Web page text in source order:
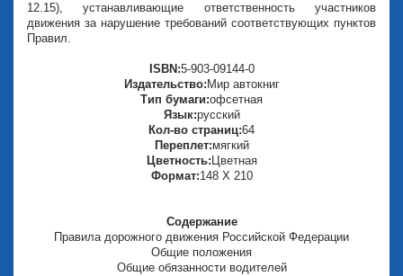
12.15), устанавливающие ответственность участников
движения за нарушение требований соответствующих пунктов
Правил.
ISBN:5-903-09144-0
Издательство: Мир автокниг
Тип бумаги:офсетная
Язык:русский
Кол-во страниц:64
Переплет:мягкий
Цветность: Цветная
Формат:148 Х 210
Содержание
Правила дорожного движения Российской Федерации
Общие положения
Общие обязанности водителей